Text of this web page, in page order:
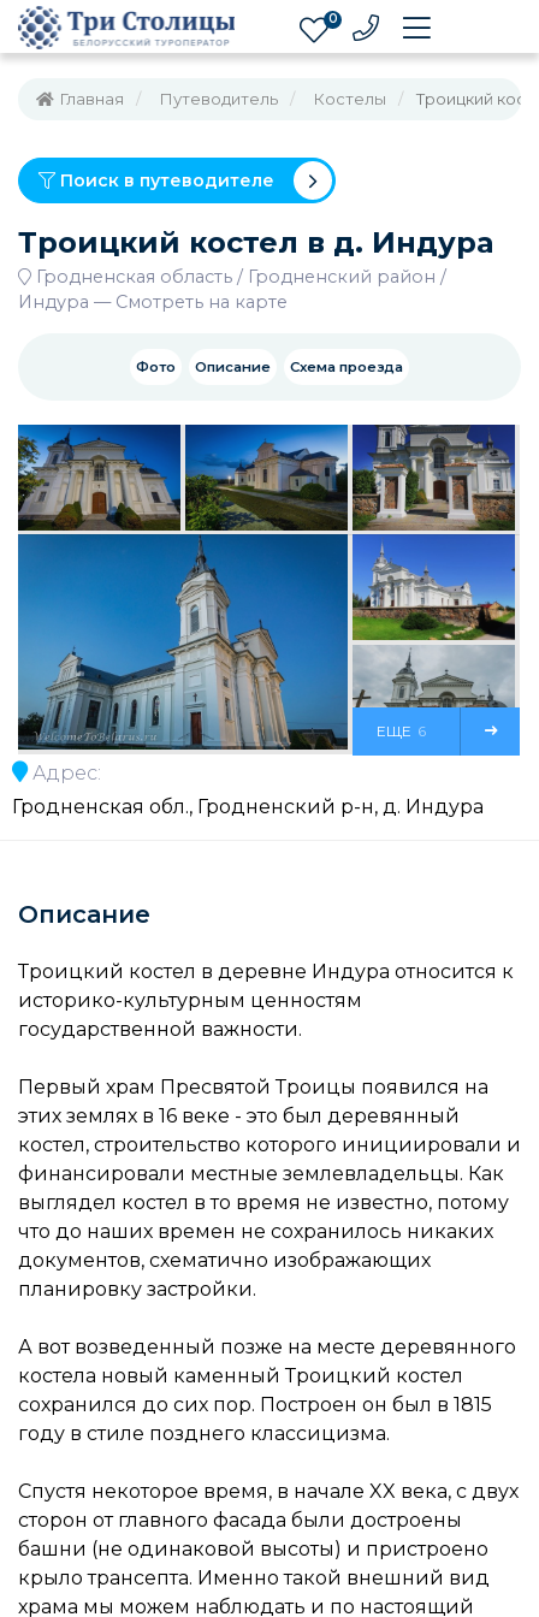
0
Главная Путеводитель Костелы Троицкий
Поиск в путеводителе
Троицкий костел в д. Индура
Гродненская область
Гродненский район
Индура — Смотреть на карте
Фото Описание Схема проезда
ЕЩЕ 6
Адрес:
Гродненская обл., Гродненский р-н, д. Индура
Описание
Троицкий костел в деревне Индура относится к
историко-культурным ценностям
государственной важности.
Первый храм Пресвятой Троицы появился на
этих землях в 16 веке - это был деревянный
костел, строительство которого инициировали и
финансировали местные землевладельцы. Как
выглядел костел в то время не известно, потому
что до наших времен не сохранилось никаких
документов, схематично изображающих
планировку застройки.
А вот возведенный позже на месте деревянного
костела новый каменный Троицкий костел
сохранился до сих пор. Построен он был в 1815
году в стиле позднего классицизма.
Спустя некоторое время, в начале XX века, с двух
сторон от главного фасада были достроены
башни (не одинаковой высоты) и пристроено
крыло трансепта. Именно такой внешний вид
храма мы можем наблюдать и по настоящий